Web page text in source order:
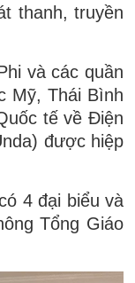
thanh, truyền
và các quần
Mỹ, Thái Bình
tế về Điện
được hiệp
4 đại biểu và
Tổng Giáo